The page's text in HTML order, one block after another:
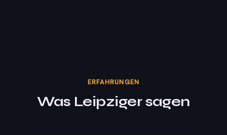
ERFAHRUNGEN
Was Leipziger sagen